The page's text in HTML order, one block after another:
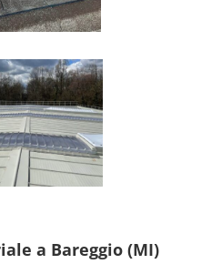
a Bareggio (MI)